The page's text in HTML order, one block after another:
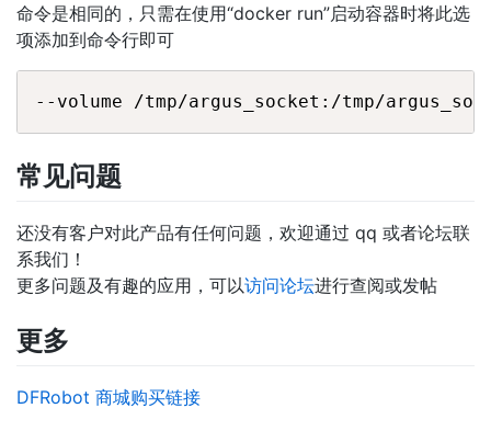
命令是相同的，只需在使用“docker run”启动容器时将此选
项添加到命令行即可
常见问题
还没有客户对此产品有任何问题，欢迎通过 qq 或者论坛联
系我们！
更多问题及有趣的应用，可以访问论坛进行查阅或发帖
更多
DFRobot 商城购买链接